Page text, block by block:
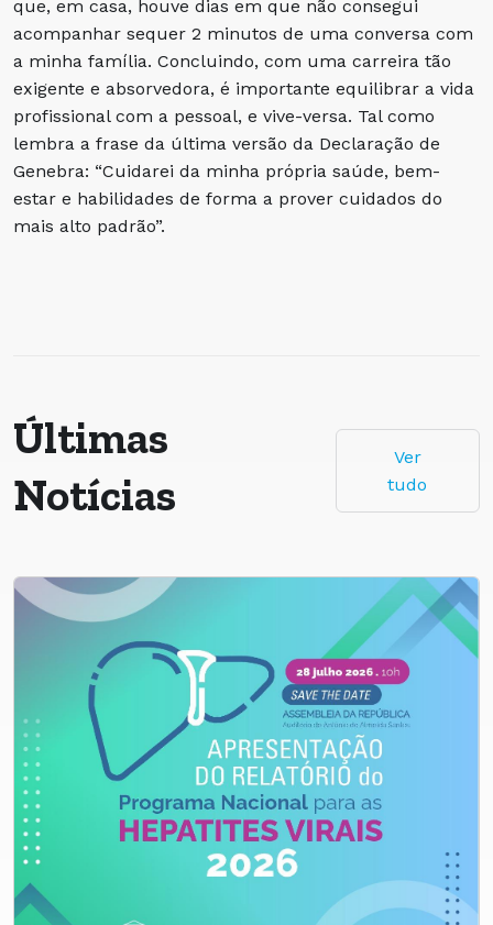
que, em casa, houve dias em que não consegui
acompanhar sequer 2 minutos de uma conversa com
a minha família. Concluindo, com uma carreira tão
exigente e absorvedora, é importante equilibrar a vida
profissional com a pessoal, e vive-versa. Tal como
lembra a frase da última versão da Declaração de
Genebra: “Cuidarei da minha própria saúde, bem-
estar e habilidades de forma a prover cuidados do
mais alto padrão”.
Últimas
Notícias
Ver
tudo